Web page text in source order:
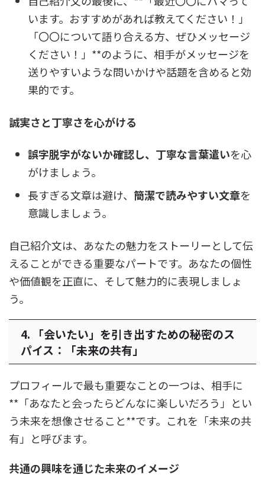
います。おすすめがあれば教えてください！」
「〇〇について語り合える方、ぜひメッセージ
ください！」**のように、相手がメッセージを
送りやすいような問いかけや話題を含めると効
果的です。
誠実さと丁寧さを心がける
誤字脱字がないか確認し、丁寧な言葉遣いを心
がけましょう。
長すぎる文章は避け、 簡潔で読みやすい文章を
意識しましょう。
自己紹介文は、あなたの魅力をストーリーとして伝
えることができる重要なパートです。あなたの個性
や価値観を正直に、そして魅力的に表現しましょ
う。
4. 「会いたい」を引き出すための秘密のス
パイス：「未来の共有」
プロフィールで最も重要なことの一つは、相手に
**「あなたと会ったらどんなに楽しいだろう」とい
う未来を想像させること**です。これを「未来の共
有」と呼びます。
共通の興味を通じた未来のイメージ